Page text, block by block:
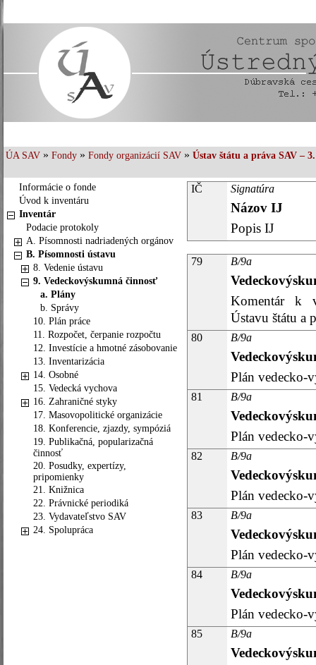
ÚA SAV » Fondy » Fondy organizácií SAV » Ústav štátu a práva SAV –
Informácie o fonde
Úvod k inventáru
Inventár
Podacie protokoly
A. Písomnosti nadriadených orgánov
B. Písomnosti ústavu
8. Vedenie ústavu
9. Vedeckovýskumná činnosť
a. Plány
b. Správy
10. Plán práce
11. Rozpočet, čerpanie rozpočtu
12. Investície a hmotné zásobovanie
13. Inventarizácia
14. Osobné
15. Vedecká vychova
16. Zahraničné styky
17. Masovopolitické organizácie
18. Konferencie, zjazdy, sympóziá
19. Publikačná, popularizačná
činnosť
20. Posudky, expertízy,
pripomienky
21. Knižnica
22. Právnické periodiká
23. Vydavateľstvo SAV
24. Spolupráca
IČ Signatúra
Názov IJ
Popis IJ
79 B/9a
Komentár k
Ústavu štátu a
80 B/9a
Plán vedecko-
81 B/9a
Plán vedecko-
82 B/9a
Plán vedecko-
83 B/9a
Plán vedecko-
84 B/9a
Plán vedecko-
85 B/9a